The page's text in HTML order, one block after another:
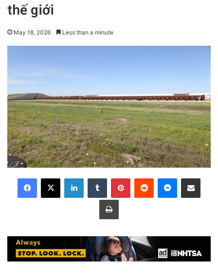
thế giới
May 18, 2026 Less than a minute
LinkedInTumblr PinterestReddit Messenger
Share via Email
Print